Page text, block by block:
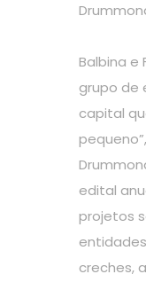
Balbina e
grupo de
capital
edital
projetos
creches,